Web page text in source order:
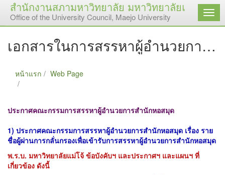
สำนักงานสภามหาวิทยาลัย มหาวิทยาลัยแม่โจ้
Office of the University Council, Maejo University เมนู
เอกสารในการสรรหาผู้อำนวยการสำนักหอสมุด
หน้าแรก
Web Page
ประกาศคณะกรรมการสรรหาผู้อำนวยการสำนักหอสมุด
1) ประกาศคณะกรรมการสรรหาผู้อำนวยการสำนักหอสมุด เรื่อง ราย
ชื่อผู้ผ่านการกลั่นกรองเพื่อเข้ารับการสรรหาผู้อำนวยการสำนักหอสมุด
พ.ร.บ. มหาวิทยาลัยแม่โจ้ ข้อบังคับฯ และประกาศฯ และแผนฯ ที่
เกี่ยวข้อง ดังนี้